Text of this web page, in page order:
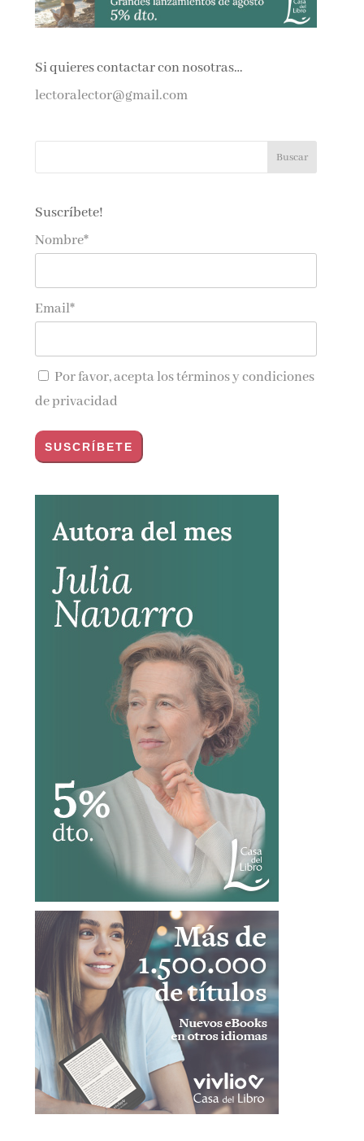
Si quieres contactar con nosotras…
lectoralector@gmail.com
Suscríbete!
Nombre*
Email*
Por favor, acepta lostérminos y condiciones
de privacidad